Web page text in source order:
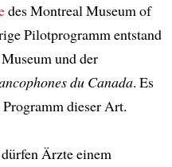
des Montreal Museum of
Pilotprogramm entstand
und der
du Canada. Es
dieser Art.
Ärzte einem